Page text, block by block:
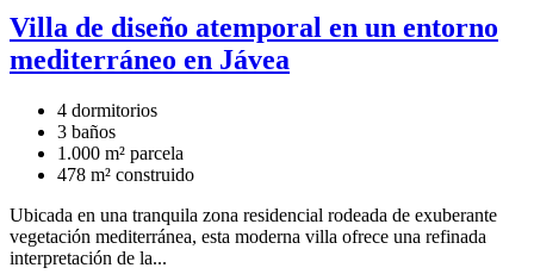
Villa de diseño atemporal en un entorno
mediterráneo en Jávea
4 dormitorios
3 baños
1.000 m² parcela
478 m² construido
Ubicada en una tranquila zona residencial rodeada de exuberante
vegetación mediterránea, esta moderna villa ofrece una refinada
interpretación de la...